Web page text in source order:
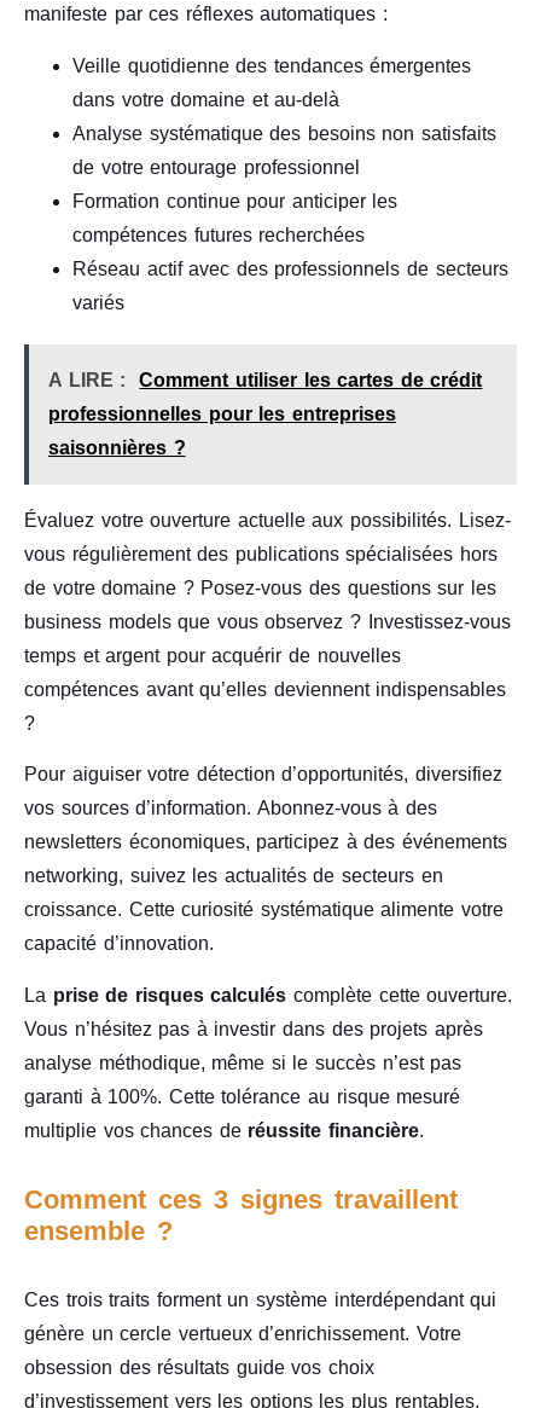
manifeste par ces réflexes automatiques :
Veille quotidienne des tendances émergentes
dans votre domaine et au-delà
Analyse systématique des besoins non satisfaits
de votre entourage professionnel
Formation continue pour anticiper les
compétences futures recherchées
Réseau actif avec des professionnels de secteurs
variés
A LIRE :
Comment utiliser les cartes de crédit
professionnelles pour les entreprises
saisonnières ?
Évaluez votre ouverture actuelle aux possibilités. Lisez-
vous régulièrement des publications spécialisées hors
de votre domaine ? Posez-vous des questions sur les
business models que vous observez ? Investissez-vous
temps et argent pour acquérir de nouvelles
compétences avant qu’elles deviennent indispensables
?
Pour aiguiser votre détection d’opportunités, diversifiez
vos sources d’information. Abonnez-vous à des
newsletters économiques, participez à des événements
networking, suivez les actualités de secteurs en
croissance. Cette curiosité systématique alimente votre
capacité d’innovation.
La prise de risques calculés complète cette ouverture.
Vous n’hésitez pas à investir dans des projets après
analyse méthodique, même si le succès n’est pas
garanti à 100%. Cette tolérance au risque mesuré
multiplie vos chances de réussite financière.
Comment ces 3 signes travaillent
ensemble ?
Ces trois traits forment un système interdépendant qui
génère un cercle vertueux d’enrichissement. Votre
obsession des résultats guide vos choix
d’investissement vers les options les plus rentables.